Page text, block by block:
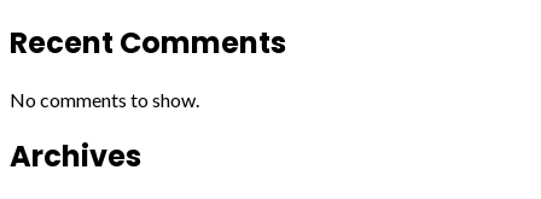
Recent Comments
No comments to show.
Archives